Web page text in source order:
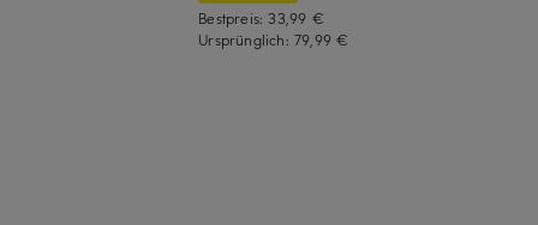
Bestpreis:33,99 €
Ursprünglich: 79,99 €